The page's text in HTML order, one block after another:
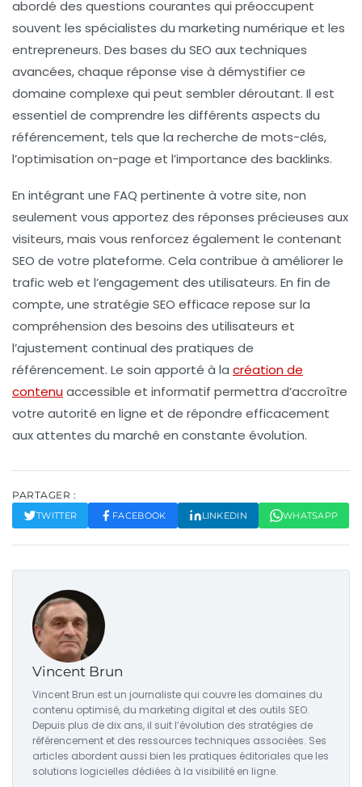
abordé des questions courantes qui préoccupent
souvent les spécialistes du marketing numérique et les
entrepreneurs. Des bases du SEO aux techniques
avancées, chaque réponse vise à démystifier ce
domaine complexe qui peut sembler déroutant. Il est
essentiel de comprendre les différents aspects du
référencement, tels que la recherche de mots-clés,
l’optimisation on-page et l’importance des backlinks.
En intégrant une FAQ pertinente à votre site, non
seulement vous apportez des réponses précieuses aux
visiteurs, mais vous renforcez également le contenant
SEO de votre plateforme. Cela contribue à améliorer le
trafic web et l’engagement des utilisateurs. En fin de
compte, une stratégie SEO efficace repose sur la
compréhension des besoins des utilisateurs et
l’ajustement continual des pratiques de
référencement. Le soin apporté à la création de
contenuaccessible et informatif permettra d’accroître
votre autorité en ligne et de répondre efficacement
aux attentes du marché en constante évolution.
PARTAGER :
TWITTER FACEBOOK LINKEDIN WHATSAPP
Vincent Brun
Vincent Brun est un journaliste qui couvre les domaines du
contenu optimisé, du marketing digital et des outils SEO.
Depuis plus de dix ans, il suit l’évolution des stratégies de
référencement et des ressources techniques associées. Ses
articles abordent aussi bien les pratiques éditoriales que les
solutions logicielles dédiées à la visibilité en ligne.